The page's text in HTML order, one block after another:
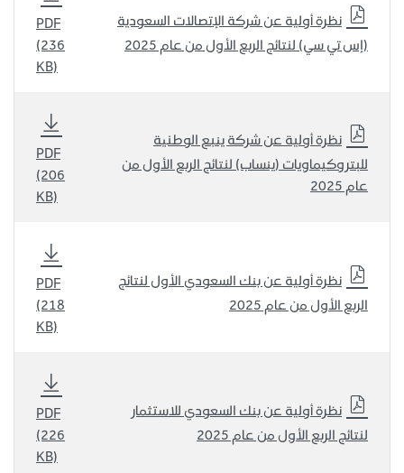
نظرة أولية عن شركة الإتصالات السعودية
(إس تي سي) لنتائج الربع الأول من عام 2025
PDF
(236
KB)
نظرة أولية عن شركة ينبع الوطنية
للبتروكيماويات (ينساب) لنتائج الربع الأول من
عام 2025
PDF
(206
KB)
نظرة أولية عن بنك السعودي الأول لنتائج
الربع الأول من عام 2025
PDF
(218
KB)
نظرة أولية عن بنك السعودي للاستثمار
لنتائج الربع الأول من عام 2025
PDF
(226
KB)